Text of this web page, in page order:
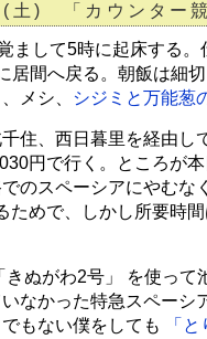
) 「カウンター競
まして5時に起床する
居間へ戻る。朝飯は細
メシ、
シジミと万能葱
住、西日暮里を経由し
円で行く。ところが
のスペーシアにやむな
ためで、しかし所要時
きぬがわ2号」 を使っ
なかった特急スペーシ
もない僕をしても
「